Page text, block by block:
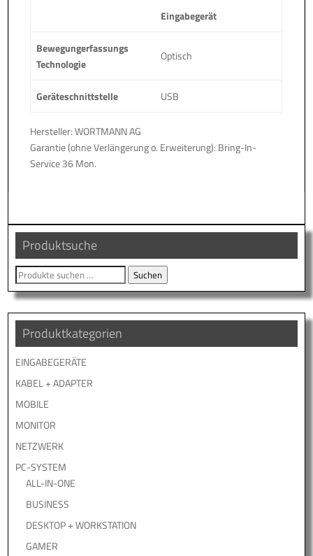
Eingabegerät
Bewegungerfassungs
Technologie
Optisch
Geräteschnittstelle USB
Hersteller: WORTMANN AG
Garantie (ohne Verlängerung o. Erweiterung): Bring-In-
Service 36 Mon.
Produktsuche
Suche
nach:
Suchen
Produktkategorien
EINGABEGERÄTE
KABEL + ADAPTER
MOBILE
MONITOR
NETZWERK
PC-SYSTEM
ALL-IN-ONE
BUSINESS
DESKTOP + WORKSTATION
GAMER